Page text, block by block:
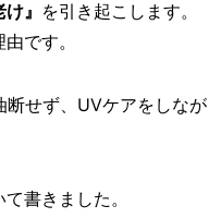
』 を引き起こします。
です。
せず、UVケアをしな
書きました。